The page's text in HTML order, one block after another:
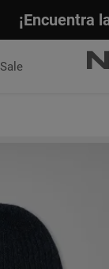
¡Encuentra
Sale